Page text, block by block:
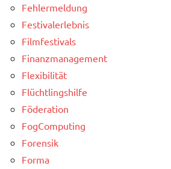
Fehlermeldung
Festivalerlebnis
Filmfestivals
Finanzmanagement
Flexibilität
Flüchtlingshilfe
Föderation
FogComputing
Forensik
Forma